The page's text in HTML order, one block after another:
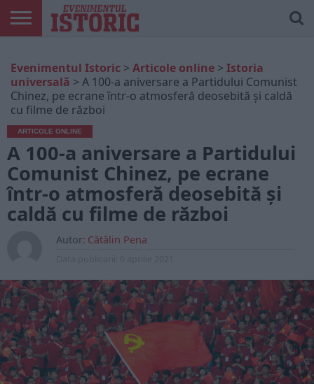
ONLINE
EDIȚII
TIPĂRITE
ISTORIC
PLAY
CONTUL
MEU
Evenimentul Istoric > Articole online > Istoria
universală > A 100-a aniversare a Partidului Comunist
Chinez, pe ecrane într-o atmosferă deosebită şi caldă
cu filme de război
ARTICOLE ONLINE
A 100-a aniversare a Partidului
Comunist Chinez, pe ecrane
într-o atmosferă deosebită şi
caldă cu filme de război
Autor: Cătălin Pena